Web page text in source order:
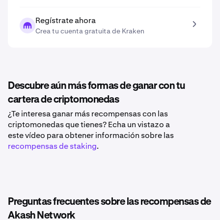
Regístrate ahora
Crea tu cuenta gratuita de Kraken
Descubre aún más formas de ganar con tu
cartera de criptomonedas
¿Te interesa ganar más recompensas con las
criptomonedas que tienes? Echa un vistazo a
este vídeo para obtener información sobre las
recompensas de staking.
Preguntas frecuentes sobre las recompensas de
Akash Network